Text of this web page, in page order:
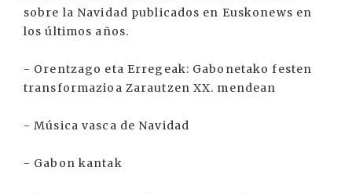
sobre la Navidad publicados en Euskonews en
los últimos años.
- Orentzago eta Erregeak: Gabonetako festen
transformazioa Zarautzen XX. mendean
- Música vasca de Navidad
- Gabon kantak